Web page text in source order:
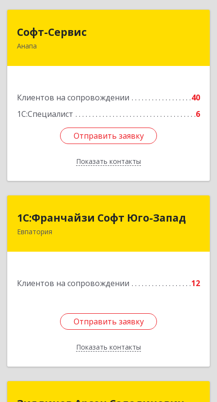
Софт-Сервис
Анапа
Клиентов на сопровождении
40
1С:Специалист
6
Отправить заявку
Показать контакты
353440, Краснодарский край, Анапский р-н,
Отправить заявку
Назад
1С:Франчайзи Софт Юго-Запад
Евпатория
Клиентов на сопровождении 12
Отправить заявку
Показать контакты
1С:Франчайзи Софт Юго-Запад
297407, Крым Респ, Евпатория г, Победы пр-кт,
Отправить заявку
Назад